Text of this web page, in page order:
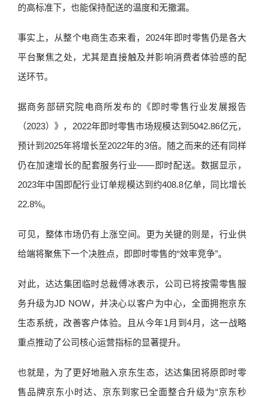
的高标准下，也能保持配送的温度和无撒漏。
事实上，从整个电商生态来看，2024年即时零售仍是各大
平台聚焦之处，尤其是直接触及并影响消费者体验感的配
送环节。
据商务部研究院电商所发布的《即时零售行业发展报告
（2023）》，2022年即时零售市场规模达到5042.86亿元，
预计到2025年将增长至2022年的3倍。随之而来的还有同样
仍在加速增长的配套服务行业——即时配送。数据显示，
2023年中国即配行业订单规模达到约408.8亿单，同比增长
22.8%。
可见，整体市场仍有上涨空间。更为关键的则是，行业供
给端将聚焦下一个决胜点，即即时零售的“效率竞争”。
对此，达达集团临时总裁傅冰表示，公司已将按需零售服
务升级为JD NOW，并决心以客户为中心，全面拥抱京东
生态系统，改善客户体验。且从今年1月到4月，这一战略
重点推动了公司核心运营指标的显著提升。
也就是，为了更好地融入京东生态，达达集团将原即时零
售品牌京东小时达、京东到家已全面整合升级为“京东秒